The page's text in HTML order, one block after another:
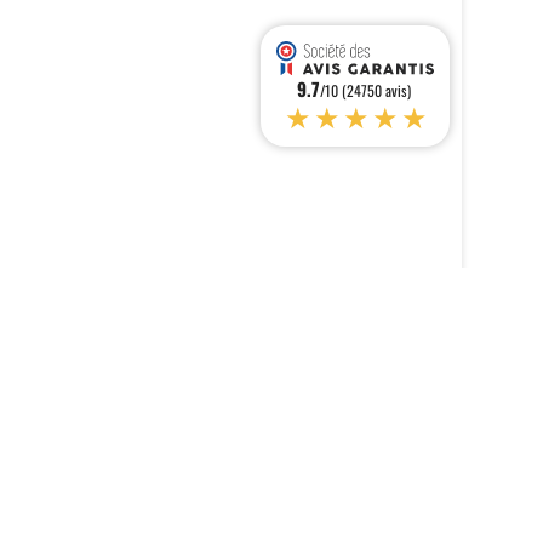
Personnalisez vos préférences pour
9.7/10 (24750 avis)
★★★★★